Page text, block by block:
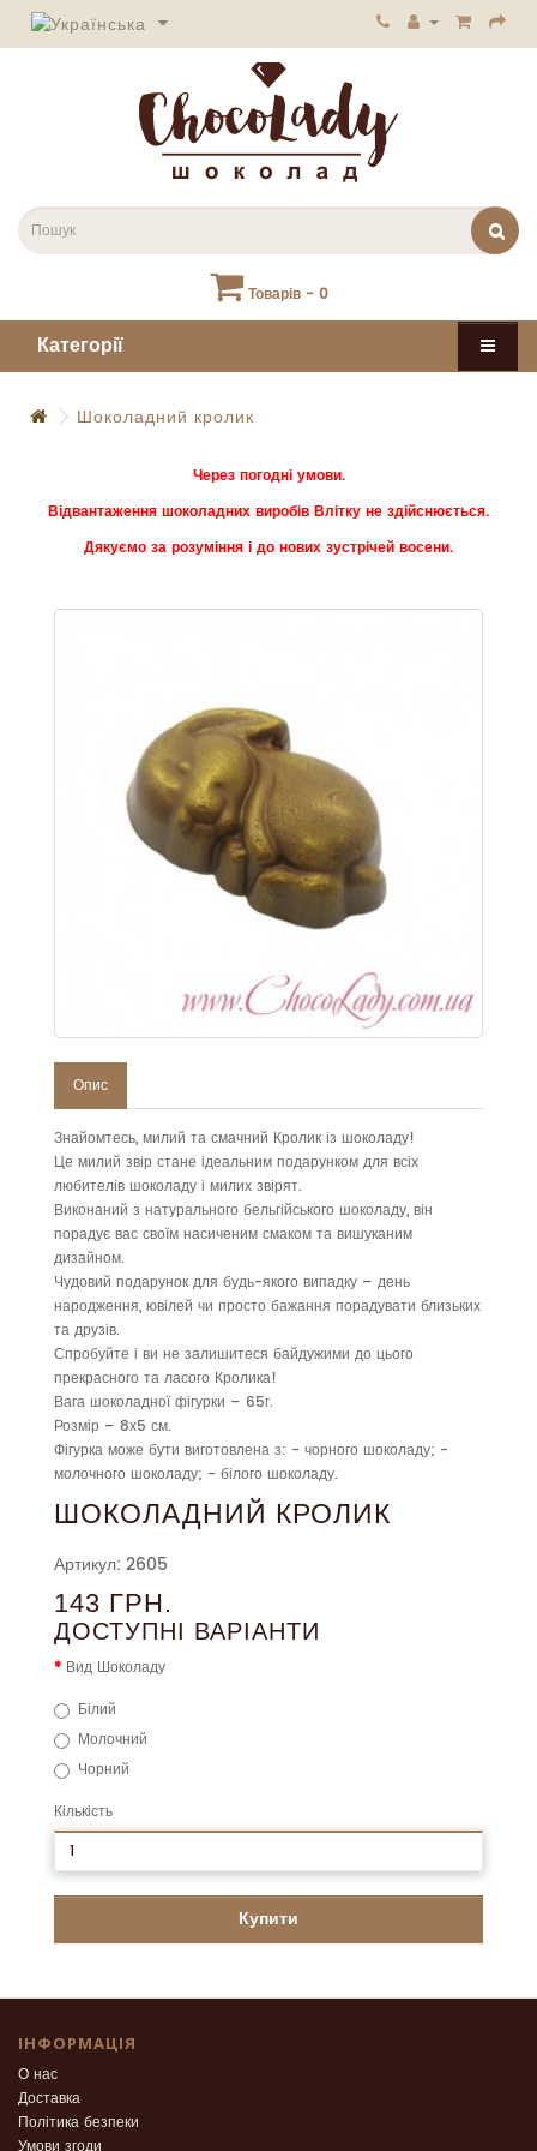
Товарів - 0
Категорії
Шоколадний кролик
Через погодні умови.
Відвантаження шоколадних виробів Влітку не здійснюється.
Дякуємо за розуміння і до нових зустрічей восени.
Опис
Знайомтесь, милий та смачний Кролик із шоколаду!
Це милий звір стане ідеальним подарунком для всіх
любителів шоколаду і милих звірят.
Виконаний з натурального бельгійського шоколаду, він
порадує вас своїм насиченим смаком та вишуканим
дизайном.
Чудовий подарунок для будь-якого випадку – день
народження, ювілей чи просто бажання порадувати близьких
та друзів.
Спробуйте і ви не залишитеся байдужими до цього
прекрасного та ласого Кролика!
Вага шоколадної фігурки – 65г.
Розмір – 8х5 см.
Фігурка може бути виготовлена з: - чорного шоколаду; -
молочного шоколаду; - білого шоколаду.
ШОКОЛАДНИЙ КРОЛИК
Артикул: 2605
143 ГРН.
ДОСТУПНІ ВАРІАНТИ
Вид Шоколаду
Білий
Молочний
Чорний
Кількість
Купити
ІНФОРМАЦІЯ
О нас
Доставка
Політика безпеки